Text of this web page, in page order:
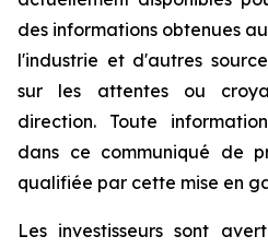
des informations obtenues
l'industrie et d'autres
sur les attentes ou
direction. Toute
dans ce communiqué de
qualifiée par cette mise en
Les investisseurs sont